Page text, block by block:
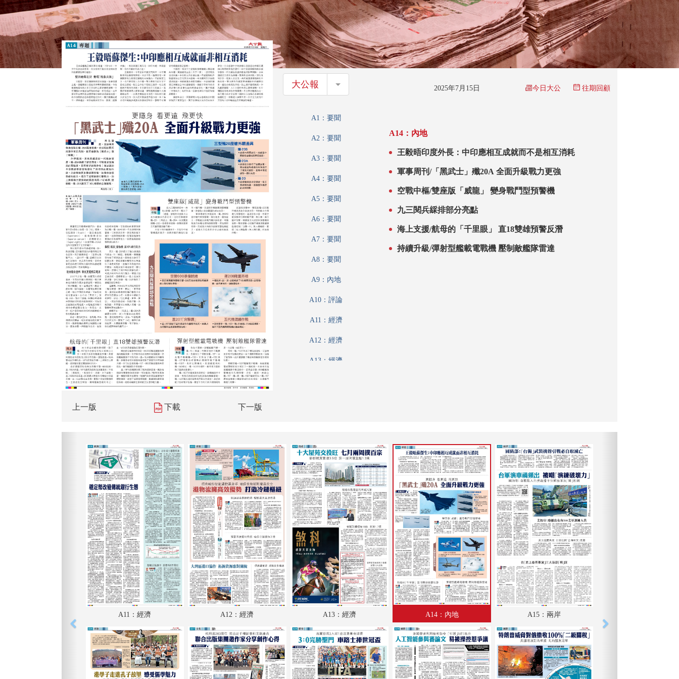
上一版 下載 下一版
大公報 大公報 2025年7月15日 今日大公 往期回顧
A1：要聞
A2：要聞
A3：要聞
A4：要聞
A5：要聞
A6：要聞
A7：要聞
A8：要聞
A9：內地
A10：評論
A11：經濟
A12：經濟
A13：經濟
A18：體育
A19：國際
A20：國際
B1：體育
B2：大公園
B3：小公園
B4：經濟
A14：內地
王毅晤印度外長：中印應相互成就而不是相互消耗
軍事周刊/「黑武士」殲20A 全面升級戰力更強
空戰中樞/雙座版「威龍」 變身戰鬥型預警機
九三閱兵綵排部分亮點
海上支援/航母的「千里眼」 直18雙雄預警反潛
持續升級/彈射型艦載電戰機 壓制敵艦隊雷達
A11：經濟 A12：經濟 A13：經濟 A14：內地 A15：兩岸